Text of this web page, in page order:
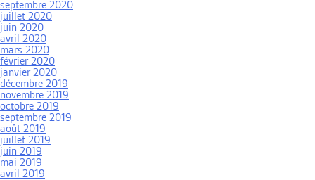
septembre 2020
juillet 2020
juin 2020
avril 2020
mars 2020
février 2020
janvier 2020
décembre 2019
novembre 2019
octobre 2019
septembre 2019
août 2019
juillet 2019
juin 2019
mai 2019
avril 2019